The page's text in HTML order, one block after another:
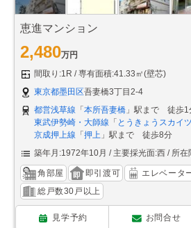
恵進マンション
2,480万円
間取り:1R
専有面積:41.33㎡(壁芯)
東京都墨田区吾妻橋3丁目2-4
都営浅草線 「 本所吾妻橋 」駅まで 徒歩1
東武伊勢崎・大師線 「 とうきょうスカイ
京成押上線 「 押上 」駅まで 徒歩8分
築年月:1972年10月
主要採光面:西 所在
角部屋 即引渡可 エレベータ
総戸数30戸以上
見学予約 お問合せ